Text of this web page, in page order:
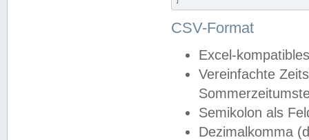
CSV-Format
Excel-
Vereinfachte
Semikolon als
Dezimalkomma